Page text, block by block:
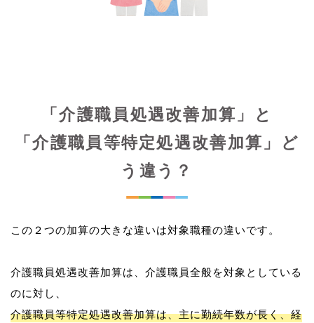
「介護職員処遇改善加算」と
「介護職員等特定処遇改善加算」ど
う違う？
この２つの加算の大きな違いは対象職種の違いです。
介護職員処遇改善加算は、介護職員全般を対象としている
介護職員等特定処遇改善加算は、主に勤続年数が長く、経